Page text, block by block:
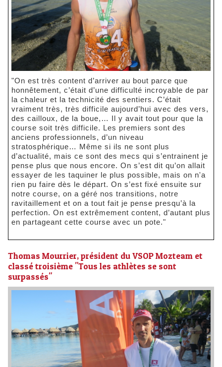
"On est très content d’arriver au bout parce que
honnêtement, c’était d’une difficulté incroyable de par
la chaleur et la technicité des sentiers. C’était
vraiment très, très difficile aujourd’hui avec des vers,
des cailloux, de la boue,… Il y avait tout pour que la
course soit très difficile. Les premiers sont des
anciens professionnels, d’un niveau
stratosphérique… Même si ils ne sont plus
d’actualité, mais ce sont des mecs qui s’entrainent je
pense plus que nous encore. On s’est dit qu’on allait
essayer de les taquiner le plus possible, mais on n'a
rien pu faire dès le départ. On s’est fixé ensuite sur
notre course, on a géré nos transitions, notre
ravitaillement et on a tout fait je pense presqu’à la
perfection. On est extrêmement content, d’autant plus
en partageant cette course avec un pote."
Thomas Mourrier, président du VSOP Mozteam et
classé troisième "Tous les athlètes se sont
surpassés"